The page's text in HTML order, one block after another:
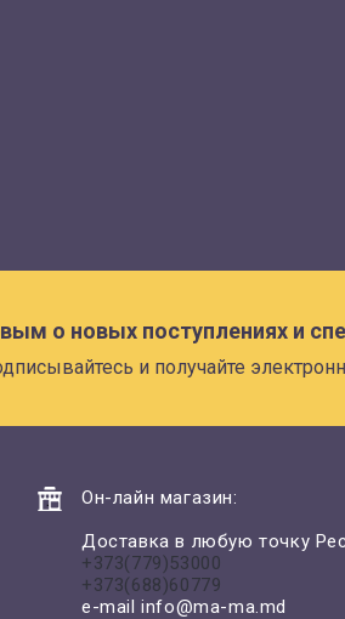
о новых поступлениях и
и получайте
Он-лайн магазин:
Доставка в любую точку
+373(779)53000
+373(688)60779
e-mailinfo@ma-ma.md